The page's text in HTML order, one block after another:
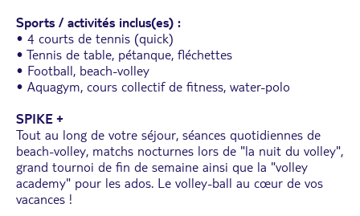
Sports / activités inclus(es) :
• 4 courts de tennis (quick)
• Tennis de table, pétanque, fléchettes
• Football, beach-volley
• Aquagym, cours collectif de fitness, water-polo
SPIKE +
Tout au long de votre séjour, séances quotidiennes de
beach-volley, matchs nocturnes lors de "la nuit du volley",
grand tournoi de fin de semaine ainsi que la "volley
academy" pour les ados. Le volley-ball au cœur de vos
vacances !